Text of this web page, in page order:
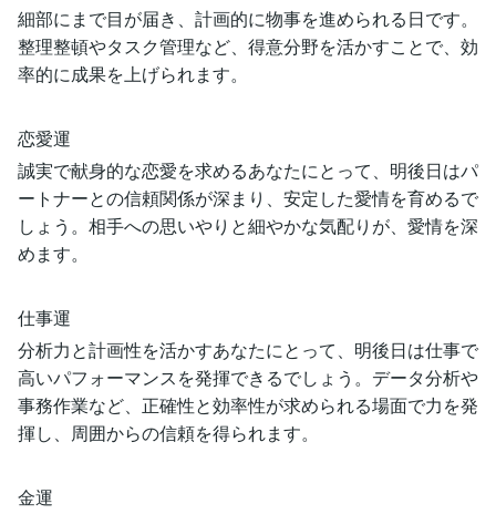
細部にまで目が届き、計画的に物事を進められる日です。
整理整頓やタスク管理など、得意分野を活かすことで、効
率的に成果を上げられます。
恋愛運
誠実で献身的な恋愛を求めるあなたにとって、明後日はパ
ートナーとの信頼関係が深まり、安定した愛情を育めるで
しょう。相手への思いやりと細やかな気配りが、愛情を深
めます。
仕事運
分析力と計画性を活かすあなたにとって、明後日は仕事で
高いパフォーマンスを発揮できるでしょう。データ分析や
事務作業など、正確性と効率性が求められる場面で力を発
揮し、周囲からの信頼を得られます。
金運